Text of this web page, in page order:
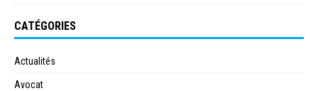
CATÉGORIES
Actualités
Avocat